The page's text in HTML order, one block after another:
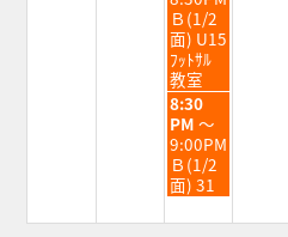
9
月
2nd
2026
Ｂ(1/2
面) U15
ﾌｯﾄｻﾙ
教室
水
曜
日,
9
月
2nd
2026
8:30
PM ～
9:00PM
Ｂ(1/2
面) 31